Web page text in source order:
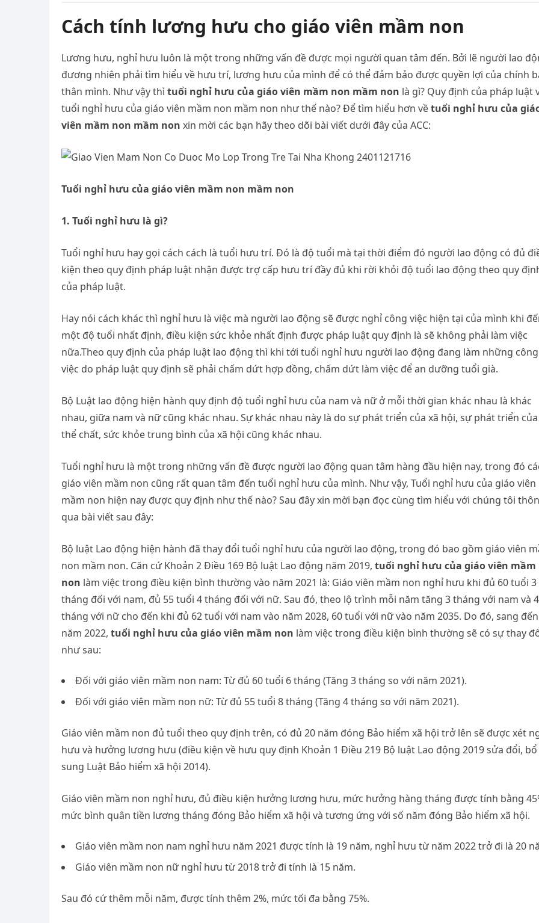
Cách tính lương hưu cho giáo viên mầm non
Lương hưu, nghỉ hưu luôn là một trong những vấn đề được mọi người quan tâm đến. Bởi lẽ người lao
đương nhiên phải tìm hiểu về hưu trí, lương hưu của mình để có thể đảm bảo được quyền lợi của chính
thân mình. Như vậy thì tuổi nghỉ hưu của giáo viên mầm non mầm non là gì? Quy định của pháp luật
tuổi nghỉ hưu của giáo viên mầm non mầm non như thế nào? Để tìm hiểu hơn vềtuổi nghỉ hưu của
viên mầm non mầm non xin mời các bạn hãy theo dõi bài viết dưới đây của ACC:
Tuổi nghỉ hưu của giáo viên mầm non mầm non
1. Tuổi nghỉ hưu là gì?
Tuổi nghỉ hưu hay gọi cách cách là tuổi hưu trí. Đó là độ tuổi mà tại thời điểm đó người lao động có đủ
kiện theo quy định pháp luật nhận được trợ cấp hưu trí đầy đủ khi rời khỏi độ tuổi lao động theo quy
của pháp luật.
Hay nói cách khác thì nghỉ hưu là việc mà người lao động sẽ được nghỉ công việc hiện tại của mình khi
một độ tuổi nhất định, điều kiện sức khỏe nhất định được pháp luật quy định là sẽ không phải làm việc
nữa.Theo quy định của pháp luật lao động thì khi tới tuổi nghỉ hưu người lao động đang làm những công
việc do pháp luật quy định sẽ phải chấm dứt hợp đồng, chấm dứt làm việc để an dưỡng tuổi già.
Bộ Luật lao động hiện hành quy định độ tuổi nghỉ hưu của nam và nữ ở mỗi thời gian khác nhau là khác
nhau, giữa nam và nữ cũng khác nhau. Sự khác nhau này là do sự phát triển của xã hội, sự phát triển của
thể chất, sức khỏe trung bình của xã hội cũng khác nhau.
Tuổi nghỉ hưu là một trong những vấn đề được người lao động quan tâm hàng đầu hiện nay, trong đó
giáo viên mầm non cũng rất quan tâm đến tuổi nghỉ hưu của mình. Như vậy, Tuổi nghỉ hưu của giáo viên
mầm non hiện nay được quy định như thế nào? Sau đây xin mời bạn đọc cùng tìm hiểu với chúng tôi
qua bài viết sau đây:
Bộ luật Lao động hiện hành đã thay đổi tuổi nghỉ hưu của người lao động, trong đó bao gồm giáo viên
non mầm non. Căn cứ Khoản 2 Điều 169 Bộ luật Lao động năm 2019, tuổi nghỉ hưu của giáo viên mầm
non làm việc trong điều kiện bình thường vào năm 2021 là: Giáo viên mầm non nghỉ hưu khi đủ 60 tuổi 3
tháng đối với nam, đủ 55 tuổi 4 tháng đối với nữ. Sau đó, theo lộ trình mỗi năm tăng 3 tháng với nam và 4
tháng với nữ cho đến khi đủ 62 tuổi với nam vào năm 2028, 60 tuổi với nữ vào năm 2035. Do đó, sang đến
năm 2022, tuổi nghỉ hưu của giáo viên mầm non làm việc trong điều kiện bình thường sẽ có sự thay
như sau:
Đối với giáo viên mầm non nam: Từ đủ 60 tuổi 6 tháng (Tăng 3 tháng so với năm 2021).
Đối với giáo viên mầm non nữ: Từ đủ 55 tuổi 8 tháng (Tăng 4 tháng so với năm 2021).
Giáo viên mầm non đủ tuổi theo quy định trên, có đủ 20 năm đóng Bảo hiểm xã hội trở lên sẽ được xét
hưu và hưởng lương hưu (điều kiện về hưu quy định Khoản 1 Điều 219 Bộ luật Lao động 2019 sửa đổi, bổ
sung Luật Bảo hiểm xã hội 2014).
Giáo viên mầm non nghỉ hưu, đủ điều kiện hưởng lương hưu, mức hưởng hàng tháng được tính bằng
mức bình quân tiền lương tháng đóng Bảo hiểm xã hội và tương ứng với số năm đóng Bảo hiểm xã hội.
Giáo viên mầm non nam nghỉ hưu năm 2021 được tính là 19 năm, nghỉ hưu từ năm 2022 trở đi là 20
Giáo viên mầm non nữ nghỉ hưu từ 2018 trở đi tính là 15 năm.
Sau đó cứ thêm mỗi năm, được tính thêm 2%, mức tối đa bằng 75%.